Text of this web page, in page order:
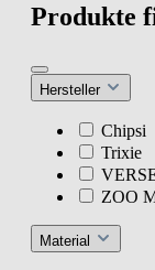
Produkte
Hersteller
Chipsi
Trixie
ZOO
Material